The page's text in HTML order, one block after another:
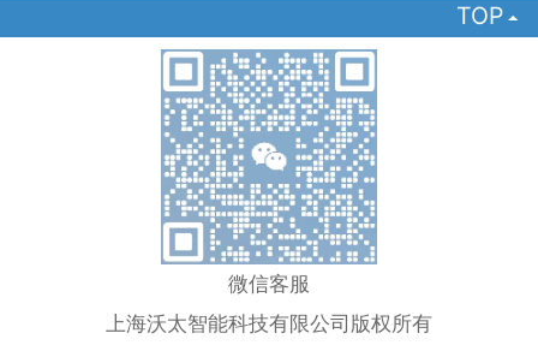
TOP
微信客服
上海沃太智能科技有限公司版权所有